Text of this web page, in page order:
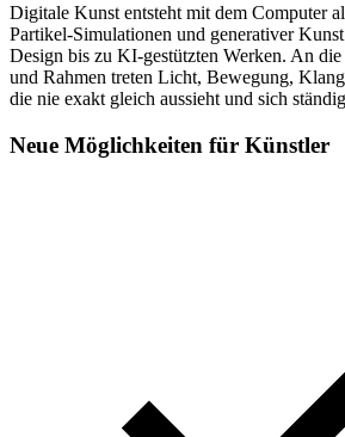
Digitale Kunst entsteht mit dem Computer
Partikel-Simulationen und generativer
Design bis zu KI-gestützten Werken. An
und Rahmen treten Licht, Bewegung,
die nie exakt gleich aussieht und sich
Neue Möglichkeiten für Künstler